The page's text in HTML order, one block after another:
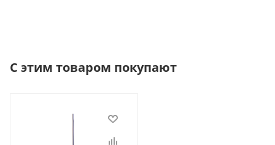
С этим товаром покупают